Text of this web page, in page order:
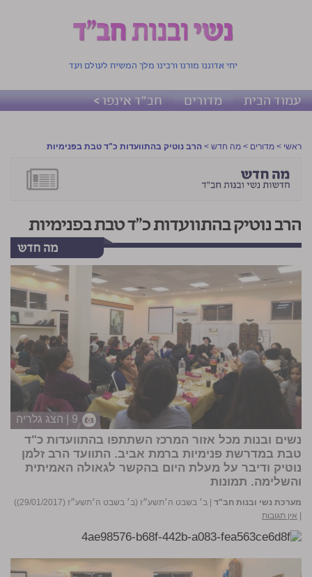
יחי אדוננו מורנו ורבינו מלך המשיח לעולם ועד
עמוד הבית מדורים חב"ד אינפו >
ראשי > מדורים > מה חדש > הרב נוטיק בהתוועדות כ"ד טבת בפנימיות
הרב נוטיק בהתוועדות כ"ד טבת בפנימיות
9 | הצג גלריה
נשים ובנות מכל אזור המרכז השתתפו בהתוועדות כ"ד
טבת במדרשת פנימיות ברמת אביב. התוועד הרב זלמן
נוטיק ודיבר על מעלת היום בהקשר לגאולה האמיתית
והשלימה. תמונות
מערכת נשי ובנות חב"ד | ב׳ בשבט ה׳תשע״ז (ב׳ בשבט ה׳תשע״ז (29/01/2017))
| אין תגובות